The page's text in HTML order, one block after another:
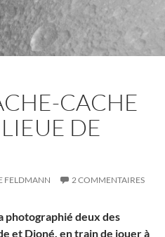
CACHE
DE
FELDMANN 2 COMMENTAIRES
photographié deux des
et Dioné, en train de jouer à